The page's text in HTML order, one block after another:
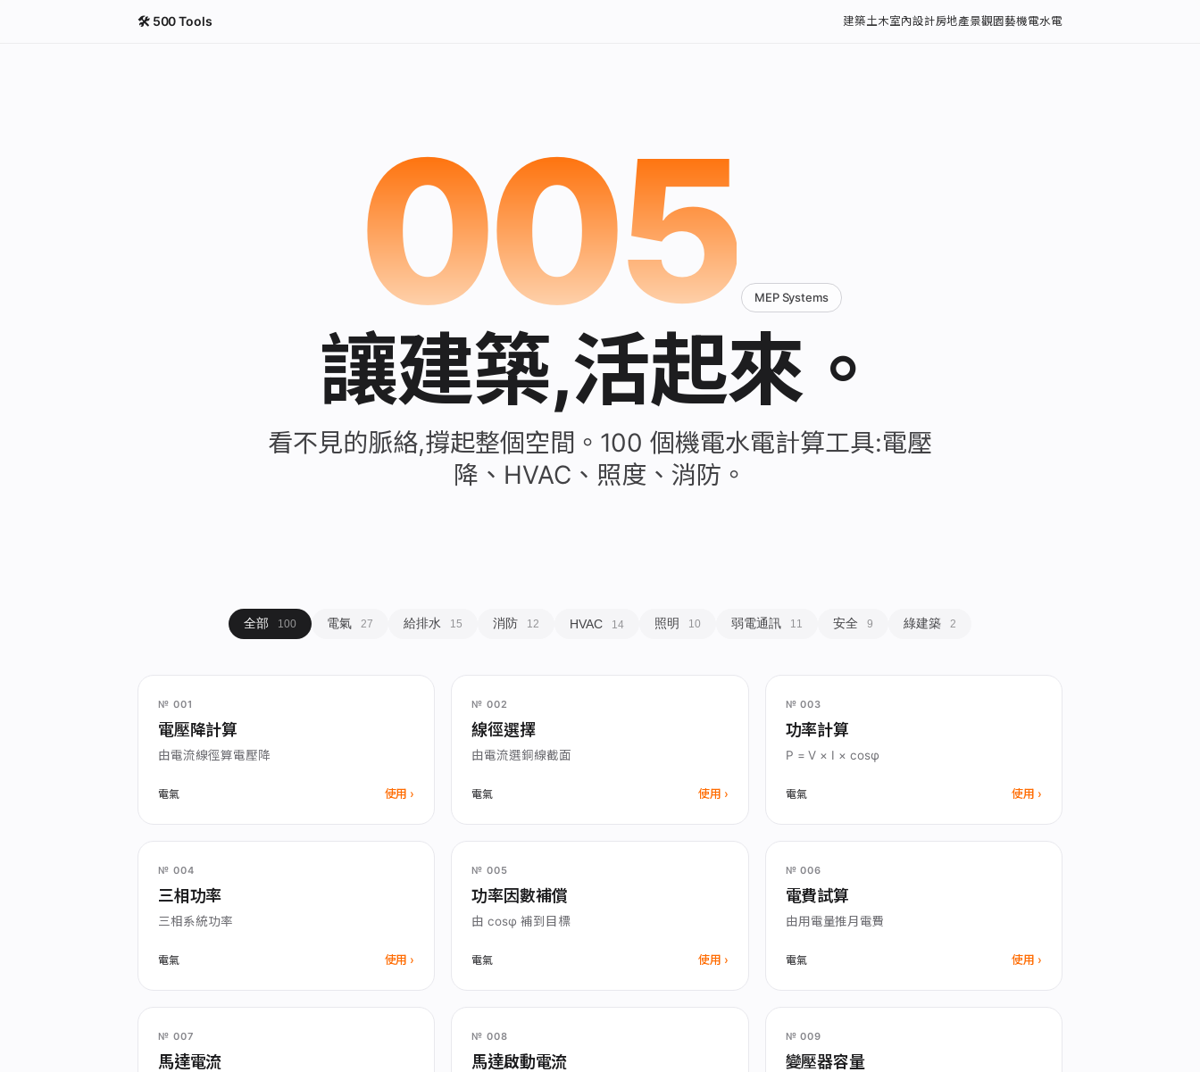
🛠 500 Tools 建築土木室內設計房地產景觀園藝機電水電
005 MEP Systems
讓建築,活起來。
看不見的脈絡,撐起整個空間。100 個機電水電計算工具:電壓
降、HVAC、照度、消防。
全部 100 電氣 27 給排水 15 消防 12 HVAC 14 照明 10 弱電通訊 11 安全 9 綠建築 2
№ 001
電壓降計算
由電流線徑算電壓降
電氣 使用
№ 002
線徑選擇
由電流選銅線截面
電氣 使用
№ 003
功率計算
P = V × I × cosφ
電氣 使用
№ 004
三相功率
三相系統功率
電氣 使用
№ 005
功率因數補償
由 cosφ 補到目標
電氣 使用
№ 006
電費試算
由用電量推月電費
電氣 使用
№ 007
馬達電流
№ 008
馬達啟動電流
№ 009
變壓器容量